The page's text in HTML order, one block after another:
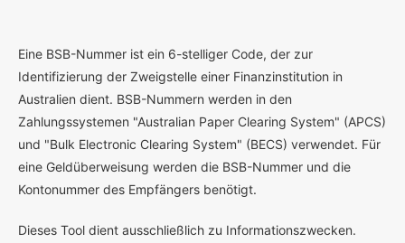
Eine BSB-Nummer ist ein 6-stelliger Code, der zur
Identifizierung der Zweigstelle einer Finanzinstitution in
Australien dient. BSB-Nummern werden in den
Zahlungssystemen "Australian Paper Clearing System" (APCS)
und "Bulk Electronic Clearing System" (BECS) verwendet. Für
eine Geldüberweisung werden die BSB-Nummer und die
Kontonummer des Empfängers benötigt.
Dieses Tool dient ausschließlich zu Informationszwecken.